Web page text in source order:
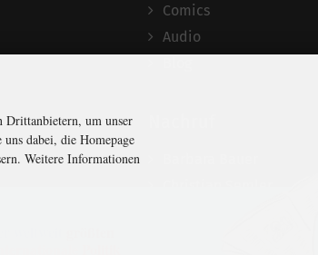
Comics
Audio
Drittanbietern, um unser
dabei, die Homepage
Weitere Informationen